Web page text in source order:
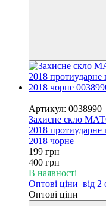
Артикул: 0038990
Захисне скло
2018
2018 чорне
199 грн
400 грн
В наявності
Оптові ціни від 2
Оптові ціни